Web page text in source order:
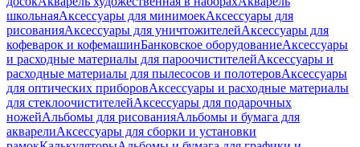
школьнаяАксессуары для минимоекАксессуары для
рисованияАксессуары для уничтожителейАксессуары для
кофеварок и кофемашинБанковское оборудованиеАксессуары
и расходные материалы для пароочистителейАксессуары и
расходные материалы для пылесосов и полотеровАксессуары
для оптических приборовАксессуары и расходные материалы
для стеклоочистителейАксессуары для подарочных
ножейАльбомы для рисованияАльбомы и бумага для
акварелиАксессуары для сборки и установки